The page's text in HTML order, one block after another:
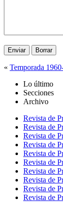
« Temporada
Lo último
Secciones
Archivo
Revista de
Revista de
Revista de
Revista de
Revista de
Revista de
Revista de
Revista de
Revista de
Revista de